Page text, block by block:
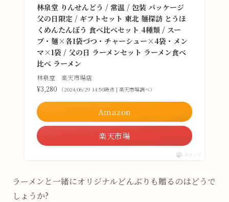
林泉堂 りんせんどう / 常温 / 包装 パッケージ
父の日限定 / ギフトセット 東北 麺探訪 とうほ
くめんたんぼう 食べ比べセット 4種類 / スー
プ・麺×各1袋づつ・チャーシュー×4袋・メン
マ×1袋 / 父の日 ラーメンセット ラーメン食べ
比べ ラーメン
林泉堂 楽天市場店
¥3,280
（2024/06/29 14:50時点 | 楽天市場調べ）
Amazon
楽天市場
ポチップ
ラーメンと一緒にオリジナルどんぶりも贈るのはどうで
しょうか?